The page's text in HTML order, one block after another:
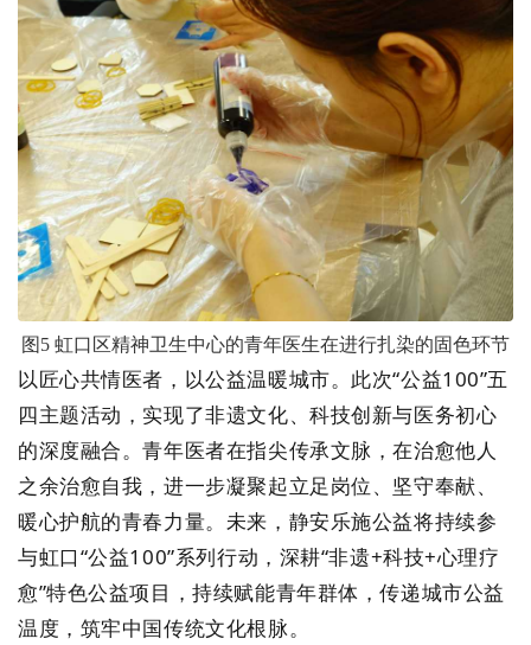
图 5 虹口区精神卫生中心的青年医生在进行扎染的固色环节
以匠心共情医者，以公益温暖城市。此次“公益100”五
四主题活动，实现了非遗文化、科技创新与医务初心
的深度融合。青年医者在指尖传承文脉，在治愈他人
之余治愈自我，进一步凝聚起立足岗位、坚守奉献、
暖心护航的青春力量。未来，静安乐施公益将持续参
与虹口“公益100”系列行动，深耕“非遗+科技+心理疗
愈”特色公益项目，持续赋能青年群体，传递城市公益
温度，筑牢中国传统文化根脉。